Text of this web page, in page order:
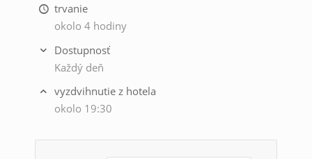
trvanie
okolo 4 hodiny
Dostupnosť
Každý deň
vyzdvihnutie z hotela
okolo 19:30